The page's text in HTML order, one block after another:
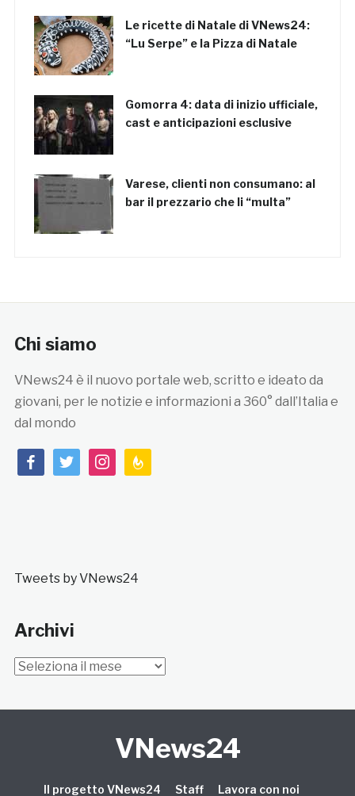
Le ricette di Natale di VNews24:
“Lu Serpe” e la Pizza di Natale
Gomorra 4: data di inizio ufficiale,
cast e anticipazioni esclusive
Varese, clienti non consumano: al
bar il prezzario che li “multa”
Chi siamo
VNews24 è il nuovo portale web, scritto e ideato da
giovani, per le notizie e informazioni a 360° dall’Italia e
dal mondo
facebooktwitterinstagramfeedburner
Tweets by VNews24
Archivi
Archivi
VNews24
Il progetto VNews24 Staff Lavora con noi